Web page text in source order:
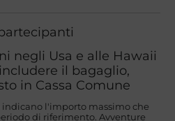
negli Usa e alle Hawaii
il bagaglio,
in Cassa Comune
l'importo massimo che
di riferimento. Avventure